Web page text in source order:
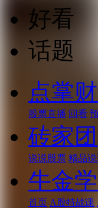
好看
话题
点掌
股票直播 回看
砖家团
说说股票 精品
牛金
首页 A股特战课